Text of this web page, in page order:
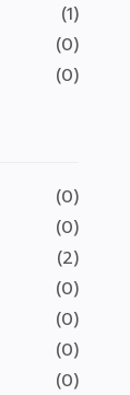
(1)
(0)
(0)
(0)
(0)
(2)
(0)
(0)
(0)
(0)